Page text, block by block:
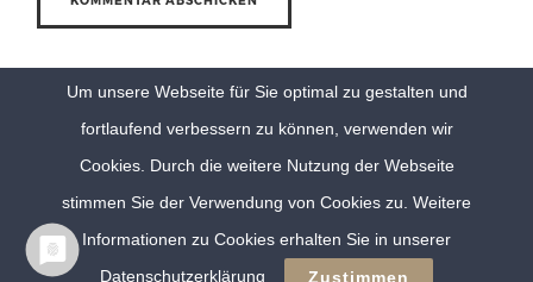
© Eva Berten Photography | Imprint Privacy Policy
Um unsere Webseite für Sie optimal zu gestalten und
fortlaufend verbessern zu können, verwenden wir
Cookies. Durch die weitere Nutzung der Webseite
stimmen Sie der Verwendung von Cookies zu. Weitere
Informationen zu Cookies erhalten Sie in unserer
Datenschutzerklärung
Zustimmen